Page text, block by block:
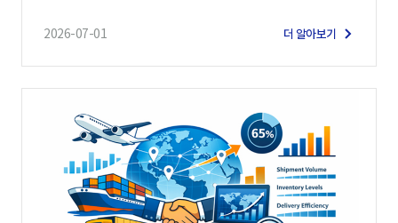
2026-07-01 더 알아보기